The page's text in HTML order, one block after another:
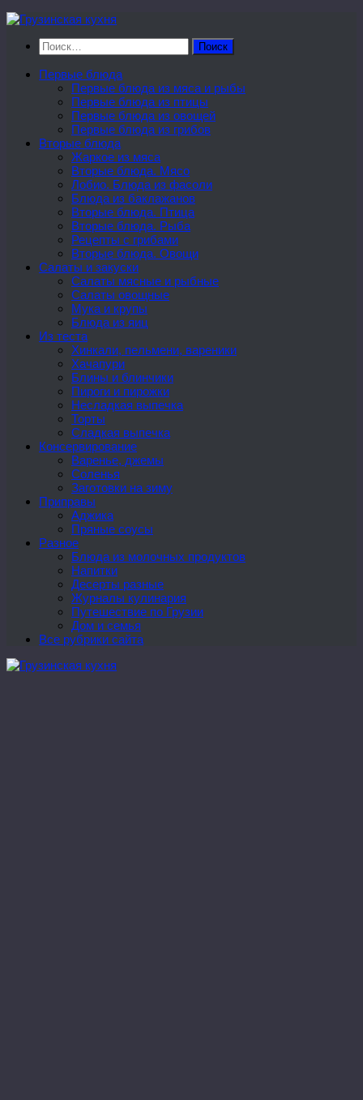
Перейти
содержимому
Найти:
Первые блюда
Первые блюда из мяса и рыбы
Первые блюда из птицы
Первые блюда из овощей
Первые блюда из грибов
Вторые блюда
Жаркое из мяса
Вторые блюда. Мясо
Лобио. Блюда из фасоли
Блюда из баклажанов
Вторые блюда. Птица
Вторые блюда. Рыба
Рецепты с грибами
Вторые блюда. Овощи
Салаты и закуски
Салаты мясные и рыбные
Салаты овощные
Мука и крупы
Блюда из яиц
Из теста
Хинкали, пельмени, вареники
Хачапури
Блины и блинчики
Пироги и пирожки
Несладкая выпечка
Торты
Сладкая выпечка
Консервирование
Варенье, джемы
Соленья
Заготовки на зиму
Приправы
Аджика
Пряные соусы
Разное
Блюда из молочных продуктов
Напитки
Десерты разные
Журналы кулинария
Путешествие по Грузии
Дом и семья
Все рубрики сайта